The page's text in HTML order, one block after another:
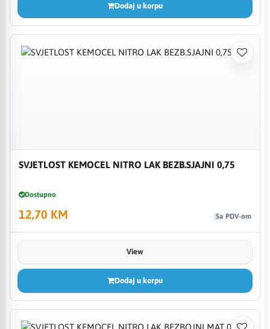
Dodaj u korpu
SVJETLOST KEMOCEL NITRO LAK BEZB.SJAJNI 0,75
Dostupno
12,70 KM Sa PDV-om
View
Dodaj u korpu